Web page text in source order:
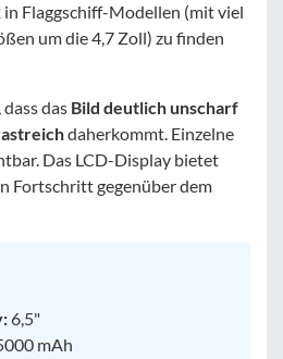
in Flaggschiff-Modellen (mit viel
um die 4,7 Zoll) zu finden
das Bild deutlich unscharf
daherkommt. Einzelne
Das LCD-Display bietet
Fortschritt gegenüber dem
6,5"
mAh